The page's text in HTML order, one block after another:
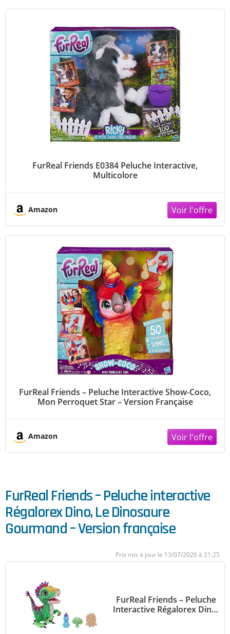
FurReal Friends E0384 Peluche Interactive,
Multicolore
Amazon
FurReal Friends – Peluche Interactive Show-Coco,
Mon Perroquet Star – Version Française
Amazon
FurReal Friends – Peluche interactive
Régalorex Dino, Le Dinosaure
Gourmand – Version française
13/07/2026 à 21:25
FurReal Friends – Peluche
Interactive Régalorex Dino,